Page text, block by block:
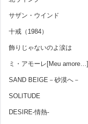
サザン・ウインド
十戒（1984）
飾りじゃないのよ涙は
ミ・アモーレ[Meu amore…]
SAND BEIGE－砂漠へ－
SOLITUDE
DESIRE-情熱-